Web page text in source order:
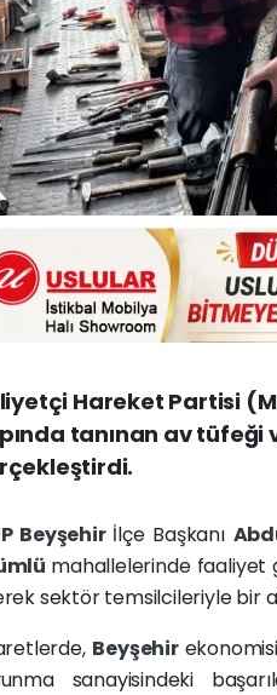
Hareket Partisi
tanınan av
Beyşehir İlçe Başkanı
mahallelerinde faaliyet
sektör temsilcileriyle bir
Beyşehir
sanayisindeki